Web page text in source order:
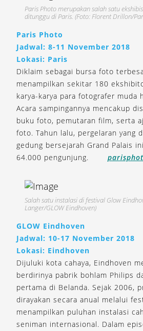
Paris Photo merupakan salah satu
ditunggu di Paris. (Foto: Florent Drillon/
Paris Photo
Jadwal: 8-11 November 2018
Lokasi: Paris
Diklaim sebagai bursa foto
menampilkan sekitar 180
karya-karya para fotografer muda
Acara sampingannya mencakup
buku foto, pemutaran film, serta
foto. Tahun lalu, pergelaran yang
gedung bersejarah Grand Palais
64.000 pengunjung.
Salah satu instalasi di festival Glow
Langer/GLOW Eindhoven)
GLOW Eindhoven
Jadwal: 10-17 November 2018
Lokasi: Eindhoven
Dijuluki kota cahaya, Eindhoven
berdirinya pabrik bohlam Philips
pertama di Belanda. Sejak 2006,
dirayakan secara anual melalui
menampilkan puluhan instalasi
seniman internasional. Dalam